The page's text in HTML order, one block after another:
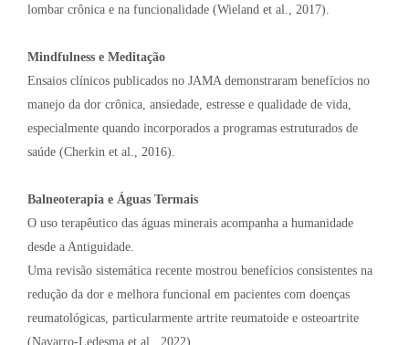
lombar crônica e na funcionalidade (Wieland et al., 2017).
Mindfulness e Meditação
Ensaios clínicos publicados no JAMA demonstraram benefícios no
manejo da dor crônica, ansiedade, estresse e qualidade de vida,
especialmente quando incorporados a programas estruturados de
saúde (Cherkin et al., 2016).
Balneoterapia e Águas Termais
O uso terapêutico das águas minerais acompanha a humanidade
desde a Antiguidade.
Uma revisão sistemática recente mostrou benefícios consistentes na
redução da dor e melhora funcional em pacientes com doenças
reumatológicas, particularmente artrite reumatoide e osteoartrite
(Navarro-Ledesma et al., 2022).